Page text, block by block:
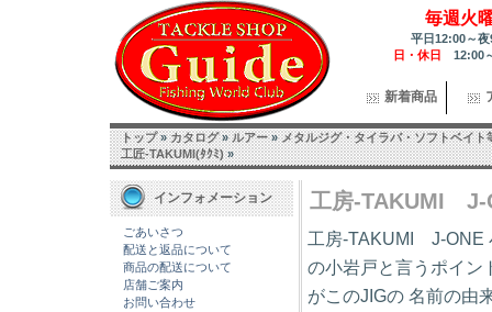
毎週火
平日12:00～
日・休日 12:00
新着商品
トップ»カタログ»ルアー»メタルジグ・タイラバ・ソフトベイト
工匠-TAKUMI(ﾀｸﾐ)»
インフォメーション
ごあいさつ
配送と返品について
商品の配送について
店舗ご案内
お問い合わせ
工房-TAKUMI J-
工房-TAKUMI J-ONE
の小岩戸と言うポイン
がこのJIGの 名前の由